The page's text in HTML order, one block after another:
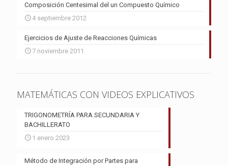
Composición Centesimal del un Compuesto Químico
4 septiembre 2012
Ejercicios de Ajuste de Reacciones Químicas
7 noviembre 2011
MATEMÁTICAS CON VIDEOS EXPLICATIVOS
TRIGONOMETRÍA PARA SECUNDARIA Y
BACHILLERATO
1 enero 2023
Método de Integración por Partes para